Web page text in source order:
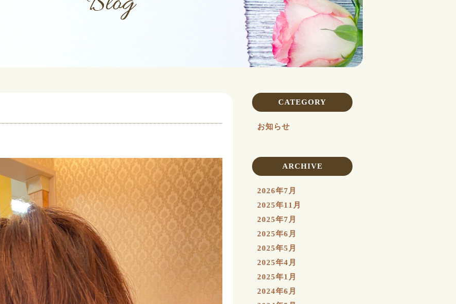
CATEGORY
お知らせ
ARCHIVE
2026年7月
2025年11月
2025年7月
2025年6月
2025年5月
2025年4月
2025年1月
2024年6月